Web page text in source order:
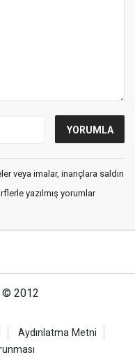
veya imalar, inançlara saldırı
yazılmış yorumlar
© 2012
Aydınlatma Metni